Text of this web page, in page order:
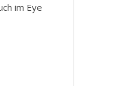
im Eye